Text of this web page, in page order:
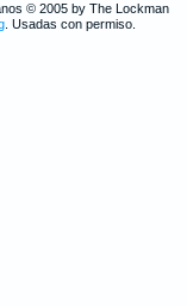
© 2005 by The Lockman
. Usadas con permiso.